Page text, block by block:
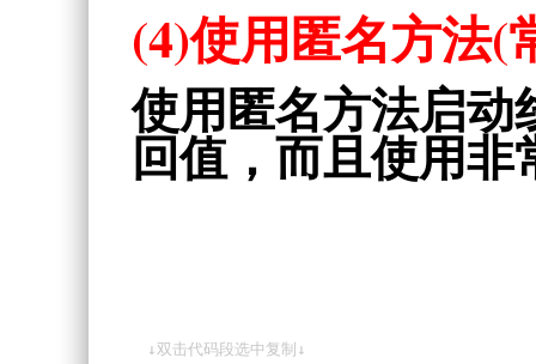
(4)使用匿名方法(
使用匿名方法启
回值，而且使用非
↓双击代码段选中复制↓